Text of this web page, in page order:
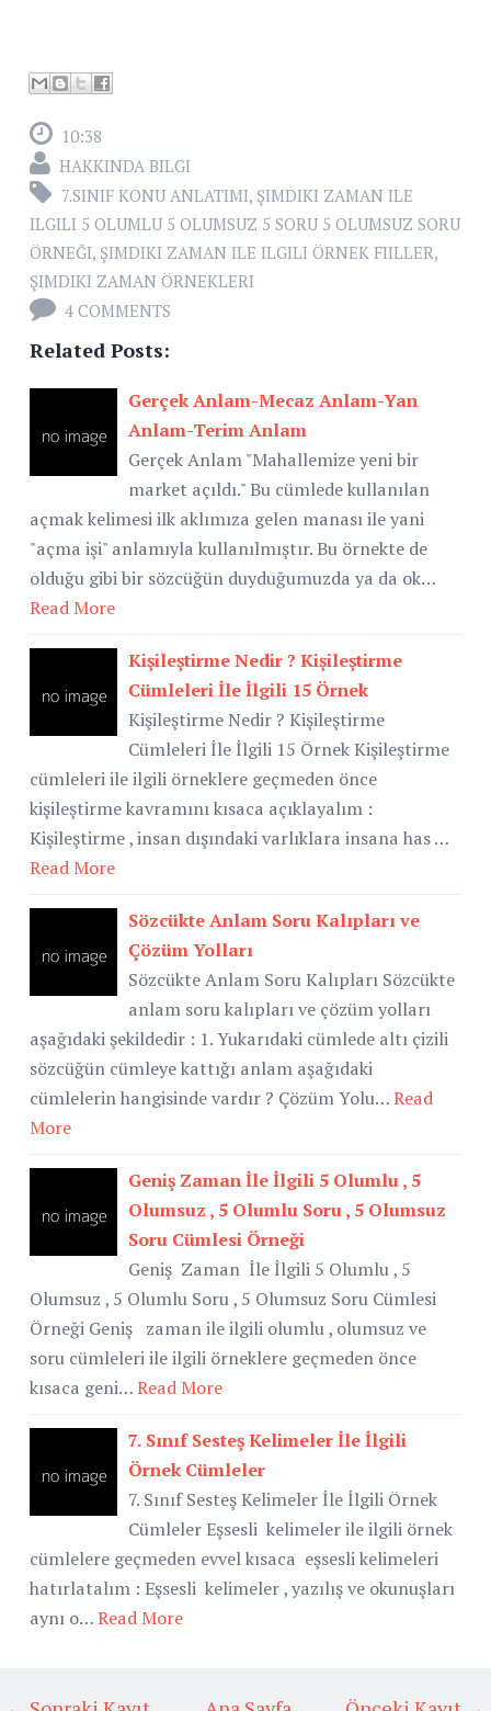
10:38
HAKKINDA BILGI
7.SINIF KONU ANLATIMI, ŞIMDIKI ZAMAN ILE
ILGILI 5 OLUMLU 5 OLUMSUZ 5 SORU 5 OLUMSUZ SORU
ÖRNEĞI, ŞIMDIKI ZAMAN ILE ILGILI ÖRNEK FIILLER,
ŞIMDIKI ZAMAN ÖRNEKLERI
4 COMMENTS
Related Posts:
Gerçek Anlam-Mecaz Anlam-Yan
Anlam-Terim Anlam
Gerçek Anlam "Mahallemize yeni bir
market açıldı." Bu cümlede kullanılan
açmak kelimesi ilk aklımıza gelen manası ile yani
"açma işi" anlamıyla kullanılmıştır. Bu örnekte de
olduğu gibi bir sözcüğün duyduğumuzda ya da ok…
Read More
Kişileştirme Nedir ? Kişileştirme
Cümleleri İle İlgili 15 Örnek
Kişileştirme Nedir ? Kişileştirme
Cümleleri İle İlgili 15 Örnek Kişileştirme
cümleleri ile ilgili örneklere geçmeden önce
kişileştirme kavramını kısaca açıklayalım :
Kişileştirme , insan dışındaki varlıklara insana has …
Read More
Sözcükte Anlam Soru Kalıpları ve
Çözüm Yolları
Sözcükte Anlam Soru Kalıpları Sözcükte
anlam soru kalıpları ve çözüm yolları
aşağıdaki şekildedir : 1. Yukarıdaki cümlede altı çizili
sözcüğün cümleye kattığı anlam aşağıdaki
cümlelerin hangisinde vardır ? Çözüm Yolu…Read
More
Geniş Zaman İle İlgili 5 Olumlu , 5
Olumsuz , 5 Olumlu Soru , 5 Olumsuz
Soru Cümlesi Örneği
Geniş Zaman İle İlgili 5 Olumlu , 5
Olumsuz , 5 Olumlu Soru , 5 Olumsuz Soru Cümlesi
Örneği Geniş zaman ile ilgili olumlu , olumsuz ve
soru cümleleri ile ilgili örneklere geçmeden önce
kısaca geni…Read More
7. Sınıf Sesteş Kelimeler İle İlgili
Örnek Cümleler
7. Sınıf Sesteş Kelimeler İle İlgili Örnek
Cümleler Eşsesli kelimeler ile ilgili örnek
cümlelere geçmeden evvel kısaca eşsesli kelimeleri
hatırlatalım : Eşsesli kelimeler , yazılış ve okunuşları
aynı o…Read More